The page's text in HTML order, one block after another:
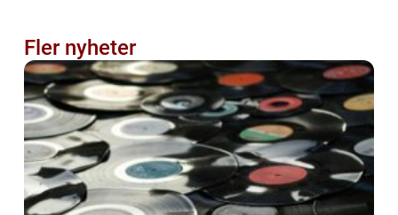
Fler nyheter